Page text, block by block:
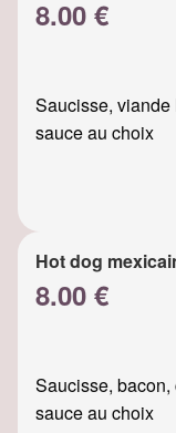
8.00 €
Saucisse, viande
sauce au choix
Hot dog
8.00 €
Saucisse,
sauce au choix